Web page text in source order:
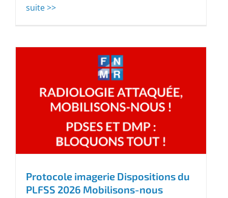
suite >>
Protocole imagerie Dispositions du
PLFSS 2026 Mobilisons-nous